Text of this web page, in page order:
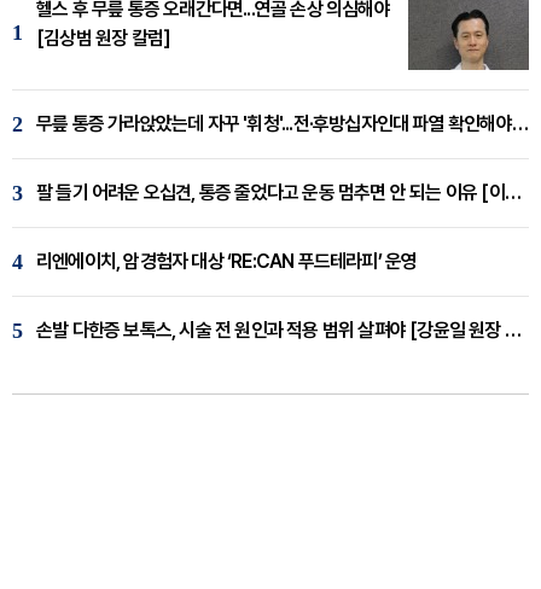
1
헬스 후 무릎 통증 오래간다면...연골 손상 의심해야
[김상범 원장 칼럼]
2 무릎 통증 가라앉았는데 자꾸 '휘청'...전·후방십자인대 파열 확인해야 [곽우경 원장 칼럼]
3 팔 들기 어려운 오십견, 통증 줄었다고 운동 멈추면 안 되는 이유 [이병욱 원장 칼럼]
4 리엔에이치, 암경험자 대상 ‘RE:CAN 푸드테라피’ 운영
5 손발 다한증 보톡스, 시술 전 원인과 적용 범위 살펴야 [강윤일 원장 칼럼]